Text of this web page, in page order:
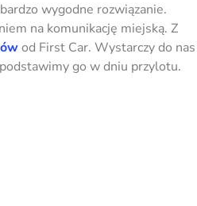
wygodne rozwiązanie.
na komunikację miejską. Z
od First Car. Wystarczy do nas
go w dniu przylotu.